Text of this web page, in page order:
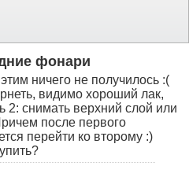
фонари
ничего не получилось :(
видимо хороший лак,
2: снимать верхний слой или
после первого
перейти ко второму :)